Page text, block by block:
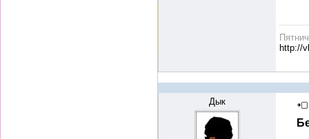
http://
Дык